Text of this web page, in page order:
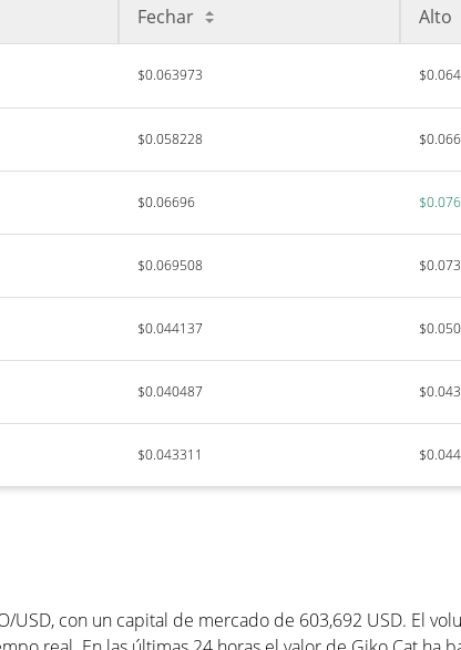
Fechar Alto
$0.063973
$0.058228
$0.06696
$0.069508
$0.044137
$0.040487
$0.043311
USD, con un capital de mercado de 603,692 USD. El